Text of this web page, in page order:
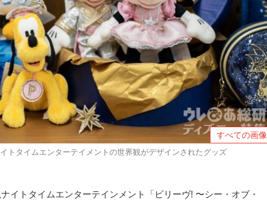
すべての画像
トタイムエンターテイメントの世界観がデザインされたグッズ
イトタイムエンターテインメント「ビリーヴ! 〜シー・オブ・